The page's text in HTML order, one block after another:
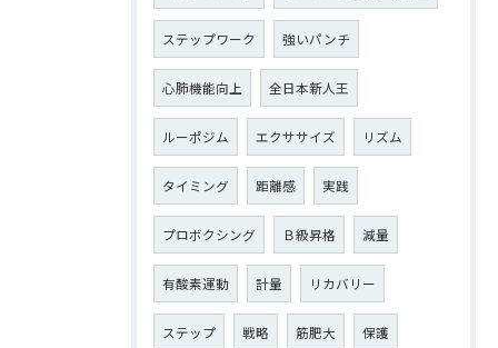
ステップワーク 強いパンチ
心肺機能向上 全日本新人王
ルーポジム エクササイズ リズム
タイミング 距離感 実践
プロボクシング Ｂ級昇格 減量
有酸素運動 計量 リカバリー
ステップ 戦略 筋肥大 保護